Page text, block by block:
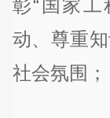
彰“国家
动、尊重
社会氛围；